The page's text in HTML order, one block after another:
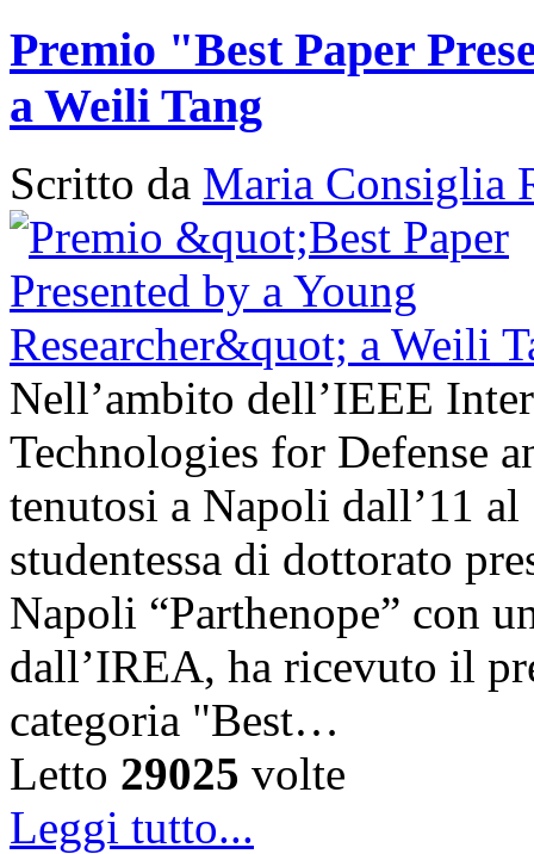
Premio "Best Paper
a Weili Tang
Scritto da Maria Consiglia
Nell’ambito dell’IEEE
Technologies for Defense
tenutosi a Napoli dall’11
studentessa di dottorato
Napoli “Parthenope” con
dall’IREA, ha ricevuto il
categoria "Best…
Letto 29025 volte
Leggi tutto...